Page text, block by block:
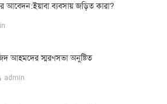
আবেদন:ইয়াবা ব্যবসায় জড়িত কারা?
আহমদের স্মরণসভা অনুষ্টিত
admin